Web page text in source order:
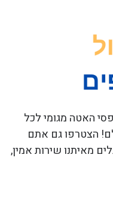
האטה מגומי לכל
הצטרפו גם אתם
מאיתנו שירות אמין,